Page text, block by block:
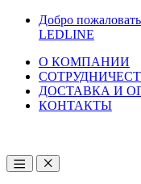
Перейти
ПерейтиДобро
LEDLINE
О КОМПАНИИ
ДОСТАВКА И
КОНТАКТЫ